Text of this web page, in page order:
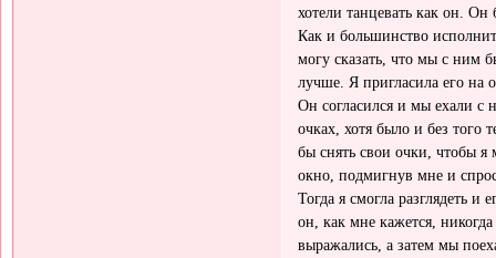
хотели танцевать как он.
Как и большинство
могу сказать, что мы с ним
лучше. Я пригласила его на
Он согласился и мы ехали с
очках, хотя было и без
бы снять свои очки, чтобы я
окно, подмигнув мне и
Тогда я смогла разглядеть
он, как мне кажется,
выражались, а затем мы